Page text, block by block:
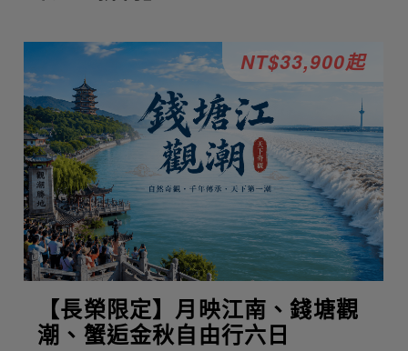
【長榮限定】月映江南、錢塘觀
潮、蟹逅金秋自由行六日
NT$33,900起